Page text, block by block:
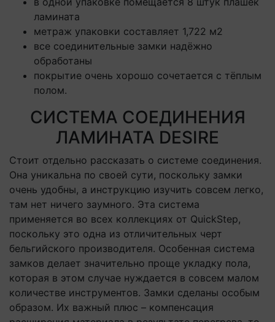
ламината
метраж упаковки составляет 1,722 м2
все соединительные замки надёжно
обработаны
покрытие очень хорошо сочетается с тёплым
полом.
СИСТЕМА СОЕДИНЕНИЯ
ЛАМИНАТА DESIRE
Стоит отдельно рассказать о системе соединения.
Она уникальна по своей сути, поскольку замки
очень удобны, а инструкцию изучить совсем легко,
там нет ничего заумного. Эта система
применяется во всех коллекциях от QuickStep,
поскольку это одна из отличительных черт
бельгийского производителя. Особенная система
замков делает значительно проще укладку пола,
которая в этом случае нуждается в совсем малом
количестве инструментов. Замки сделаны особым
образом. Их важный плюс – компенсация